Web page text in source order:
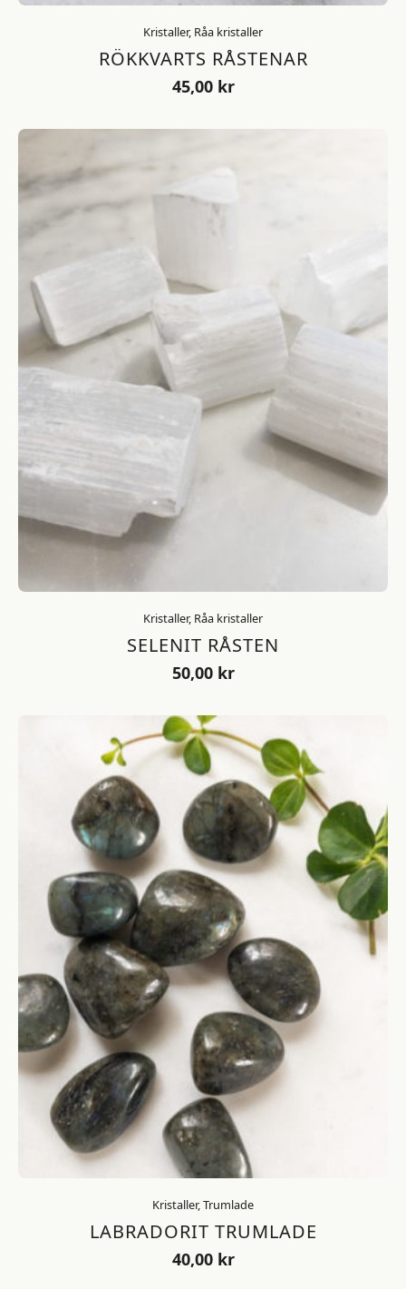
Kristaller, Råa kristaller
RÖKKVARTS RÅSTENAR
45,00 kr
Kristaller, Råa kristaller
SELENIT RÅSTEN
50,00 kr
Kristaller, Trumlade
LABRADORIT TRUMLADE
40,00 kr